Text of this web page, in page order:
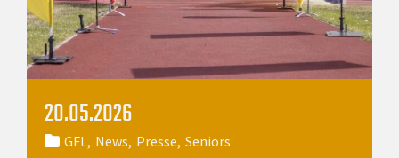
20.05.2026
GFL News Presse Seniors